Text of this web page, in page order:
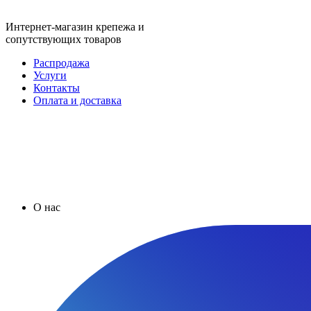
Интернет-магазин крепежа и
сопутствующих товаров
Распродажа
Услуги
Контакты
Оплата и доставка
О нас